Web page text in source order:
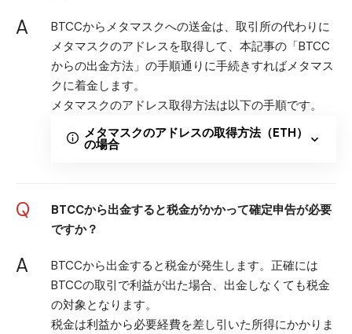
A
BTCCからメタマスクへの送金は、取引所の代わりに
メタマスクのアドレスを取得して、本記事の「BTCC
からの出金方法」の手順通りに手続きすればメタマス
クに着金します。
メタマスクのアドレス取得方法は以下の手順です。
メタマスクのアドレスの取得方法（ETH）
の場合
Q
BTCCから出金すると税金がかかって確定申告が必要
ですか？
A
BTCCから出金すると税金が発生します。正確には
BTCCの取引で利益が出た場合、出金しなくても税金
の対象となります。
税金は利益から必要経費を差し引いた所得にかかりま